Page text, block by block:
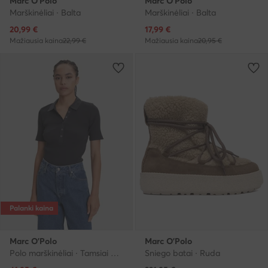
Marškinėliai · Balta
Dabartinė kaina
20,99 €
Mažiausia kaina22,99 €
Marškinėliai · Balta
Dabartinė kaina
17,99 €
Mažiausia kaina20,95 €
Palanki kaina
Marc O'Polo
Polo marškinėliai · Tamsiai mėlyna
Marc O'Polo
Sniego batai · Ruda